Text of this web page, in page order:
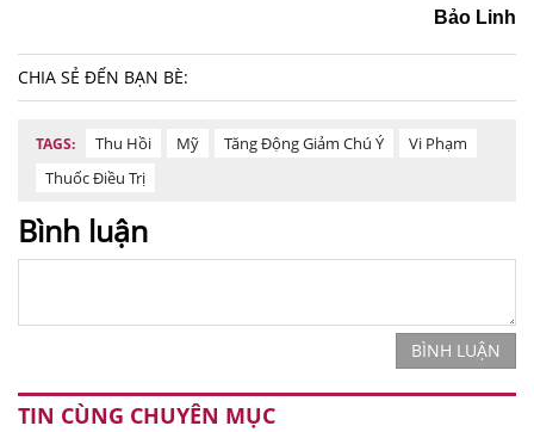
Bảo Linh
CHIA SẺ ĐẾN BẠN BÈ:
TAGS: Thu Hồi Mỹ Tăng Động Giảm Chú Ý
Vi Phạm
Thuốc Điều Trị
Bình luận
BÌNH LUẬN
TIN CÙNG CHUYÊN MỤC